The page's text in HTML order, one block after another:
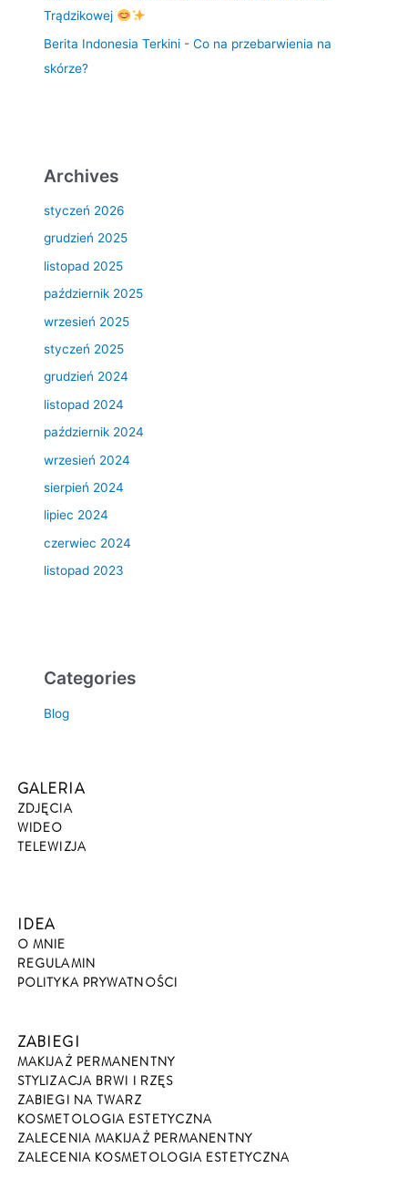
Trądzikowej
Berita Indonesia Terkini -Co na przebarwienia na
skórze?
Archives
styczeń 2026
grudzień 2025
listopad 2025
październik 2025
wrzesień 2025
styczeń 2025
grudzień 2024
listopad 2024
październik 2024
wrzesień 2024
sierpień 2024
lipiec 2024
czerwiec 2024
listopad 2023
Categories
Blog
GALERIA
ZDJĘCIA
WIDEO
TELEWIZJA
IDEA
O MNIE
REGULAMIN
POLITYKA PRYWATNOŚCI
ZABIEGI
MAKIJAŻ PERMANENTNY
STYLIZACJA BRWI I RZĘS
ZABIEGI NA TWARZ
KOSMETOLOGIA ESTETYCZNA
ZALECENIA MAKIJAŻ PERMANENTNY
ZALECENIA KOSMETOLOGIA ESTETYCZNA